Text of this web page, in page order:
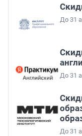
До 31
До 31
До 31